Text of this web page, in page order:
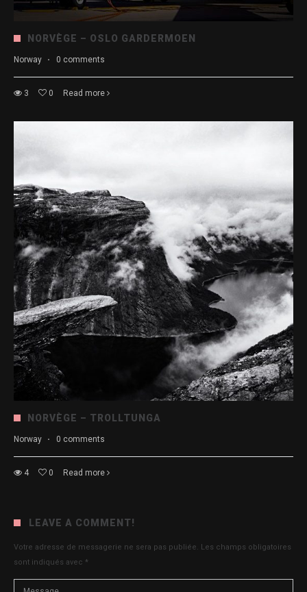
NORVÈGE – OSLO GARDERMOEN
Norway · 0 comments
3 0 Read more
NORVÈGE – TROLLTUNGA
Norway · 0 comments
4 0 Read more
LEAVE A COMMENT!
Votre adresse de messagerie ne sera pas publiée. Les champs obligatoires
sont indiqués avec *